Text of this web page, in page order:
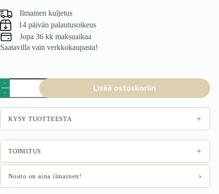
Ilmainen kuljetus
14 päivän palautusoikeus
Jopa 36 kk maksuaikaa
Saatavilla vain verkkokaupasta!
Toimistotuoli
VESMON
2,
harmaa
valkoinen
määrä
Lisää ostoskoriin
KYSY TUOTTEESTA +
TOIMITUS +
Nouto on aina ilmainen! ›